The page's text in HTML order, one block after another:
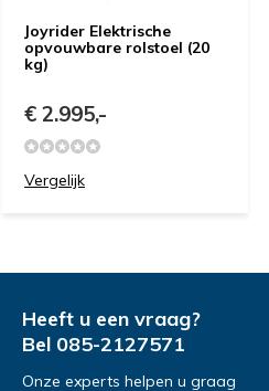
Joyrider Elektrische
opvouwbare rolstoel (20
kg)
€ 2.995,-
Vergelijk
Heeft u een vraag?
Bel 085-2127571
Onze experts helpen u graag